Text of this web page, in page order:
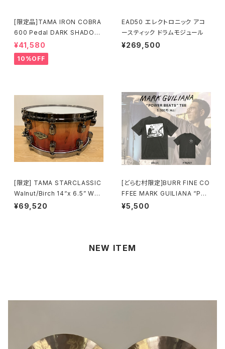
[限定品]TAMA IRON COBRA
600 Pedal DARK SHADOW
Edition Twin Pedal HP600
DTWMB
¥41,580
10%OFF
EAD50 エレクトロニック アコ
ースティック ドラムモジュール
¥269,500
[限定] TAMA STARCLASSIC
Walnut/Birch 14“x 6.5” WBS
S65BB-VBF Vermillion Bos
¥69,520
[どらむ村限定]BURR FINE CO
FFEE MARK GUILIANA “PO
WER BEATS” TEE
¥5,500
NEW ITEM